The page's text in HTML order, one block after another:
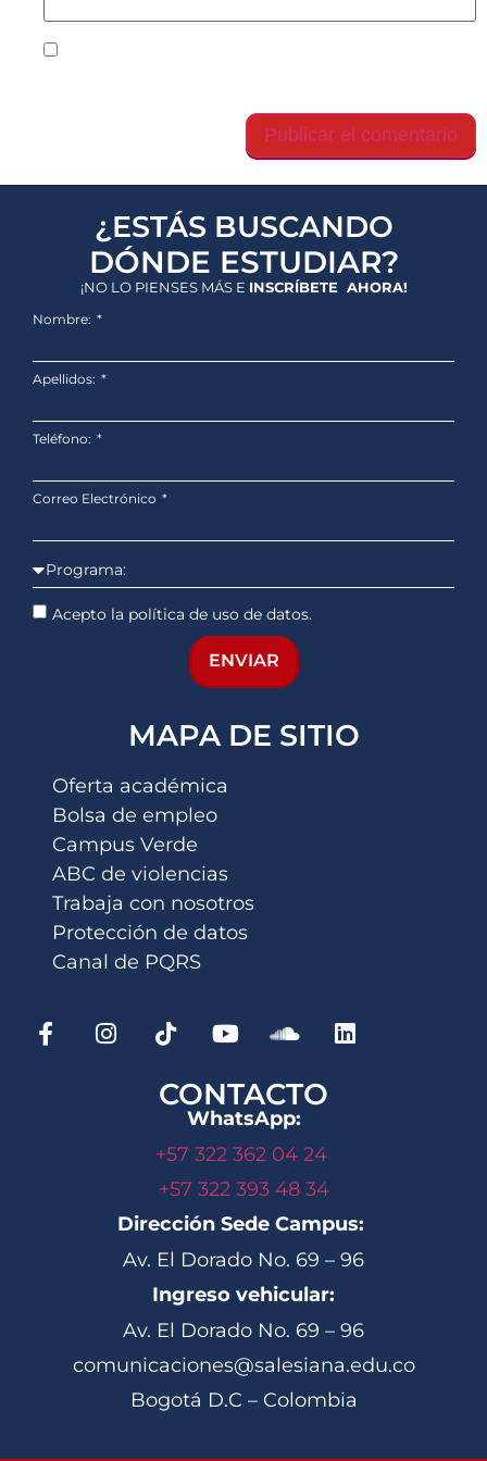
¿ESTÁS BUSCANDO
DÓNDE ESTUDIAR?
¡NO LO PIENSES MÁS E INSCRÍBETE AHORA!
Nombre:
Apellidos:
Teléfono:
Correo Electrónico
Acepto la política de uso de datos.
ENVIAR
MAPA DE SITIO
Oferta académica
Bolsa de empleo
Campus Verde
ABC de violencias
Trabaja con nosotros
Protección de datos
Canal de PQRS
CONTACTO
WhatsApp:
+57 322 362 04 24
+57 322 393 48 34
Dirección Sede Campus:
Av. El Dorado No. 69 – 96
Ingreso vehicular:
Av. El Dorado No. 69 – 96
comunicaciones@salesiana.edu.co
Bogotá D.C – Colombia